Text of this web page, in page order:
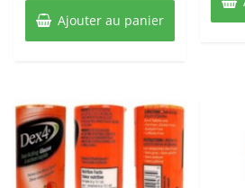
Ajouter au panier